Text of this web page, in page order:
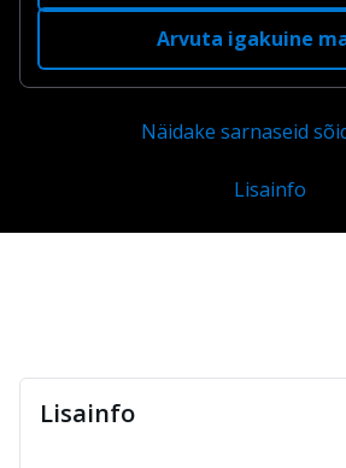
Arvuta igakuine
Näidake sarnaseid
Lisainfo
Lisainfo